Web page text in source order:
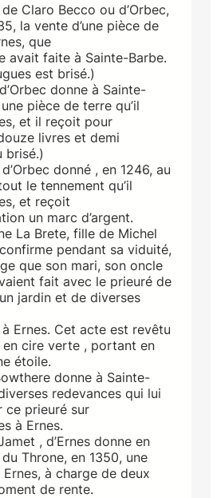
Claro Becco ou d’Orbec,
la vente d’une pièce de
que
avait faite à Sainte-Barbe.
est brisé.)
donne à Sainte-
pièce de terre qu’il
et il reçoit pour
livres et demi
brisé.)
donné , en 1246, au
le tennement qu’il
et reçoit
un marc d’argent.
La Brete, fille de Michel
pendant sa viduité,
que son mari, son oncle
fait avec le prieuré de
jardin et de diverses
Ernes. Cet acte est revêtu
en cire verte , portant en
étoile.
donne à Sainte-
redevances qui lui
ce prieuré sur
à Ernes.
, d’Ernes donne en
Throne, en 1350, une
à charge de deux
de rente.